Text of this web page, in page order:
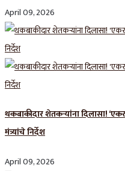
April 09, 2026
थकबाकीदार शेतकऱ्यांना दिलासा!
मंत्र्यांचे निर्देश
April 09, 2026